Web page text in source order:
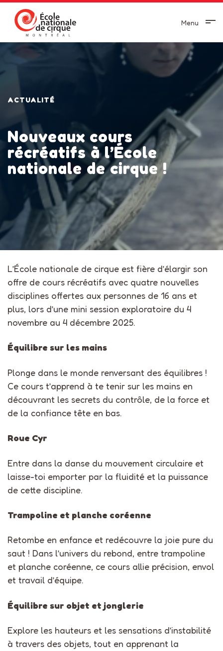
Menu
ACTUALITÉ
Nouveaux cours
récréatifs à l’École
nationale de cirque !
L’École nationale de cirque est fière d’élargir son
offre de cours récréatifs avec quatre nouvelles
disciplines offertes aux personnes de 16 ans et
plus, lors d’une mini session exploratoire du 4
novembre au 4 décembre 2025.
Équilibre sur les mains
Plonge dans le monde renversant des équilibres !
Ce cours t’apprend à te tenir sur les mains en
découvrant les secrets du contrôle, de la force et
de la confiance tête en bas.
Roue Cyr
Entre dans la danse du mouvement circulaire et
laisse-toi emporter par la fluidité et la puissance
de cette discipline.
Trampoline et planche coréenne
Retombe en enfance et redécouvre la joie pure du
saut ! Dans l’univers du rebond, entre trampoline
et planche coréenne, ce cours allie précision, envol
et travail d’équipe.
Équilibre sur objet et jonglerie
Explore les hauteurs et les sensations d’instabilité
à travers des objets, tout en apprenant la